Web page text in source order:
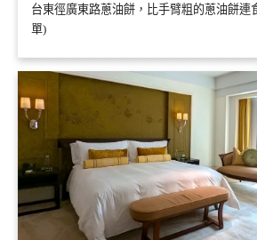
台東徑廣東路蔥油餅，比手臂粗的蔥油餅連
單)